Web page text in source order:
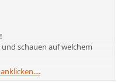
schauen auf welchem